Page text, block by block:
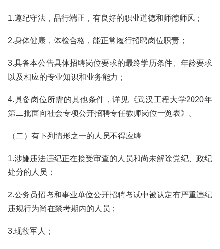
1.遵纪守法，品行端正，有良好的职业道德和师德师风；
2.身体健康，体检合格，能正常履行招聘岗位职责；
3.具备本公告具体招聘岗位要求的最终学历条件、年龄要求
以及相应的专业知识和业务能力；
4.具备岗位所需的其他条件，详见《武汉工程大学2020年
第二批面向社会专项公开招聘专任教师岗位一览表》。
（二）有下列情形之一的人员不得应聘
1.涉嫌违法违纪正在接受审查的人员和尚未解除党纪、政纪
处分的人员；
2.公务员招考和事业单位公开招聘考试中被认定有严重违纪
违规行为尚在禁考期内的人员；
3.现役军人；